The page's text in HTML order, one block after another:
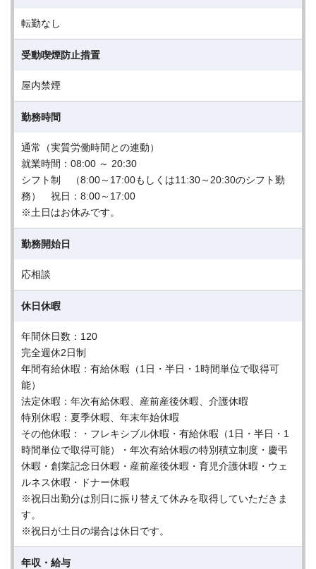
転勤なし
受動喫煙防止措置
屋内禁煙
勤務時間
通常（実質労働時間との連動）
就業時間：08:00 ～ 20:30
シフト制 （8:00～17:00もしくは11:30～20:30のシフト勤
務） 祝日：8:00～17:00
※土日はお休みです。
勤務開始日
応相談
休日休暇
年間休日数：120
完全週休2日制
年間有給休暇：有給休暇（1日・半日・1時間単位で取得可
能）
法定休暇：年次有給休暇、産前産後休暇、介護休暇
特別休暇：夏季休暇、年末年始休暇
その他休暇：・フレキシブル休暇・有給休暇（1日・半日・1
時間単位で取得可能）・年次有給休暇の特別積立制度・慶弔
休暇・創業記念日休暇・産前産後休暇・育児介護休暇・ウェ
ルネス休暇・ドナー休暇
※祝日出勤分は別日に振り替えて休みを取得していただきま
す。
※祝日が土日の場合は休日です。
年収・給与